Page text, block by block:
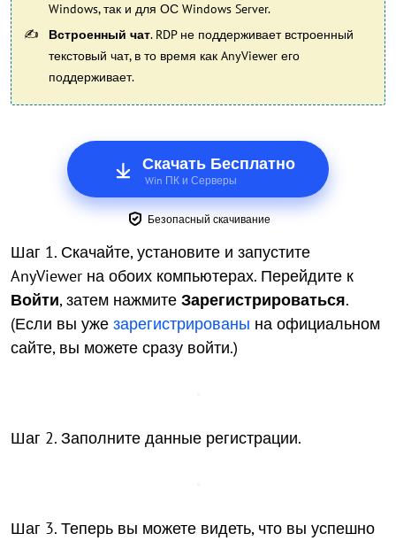
Windows, так и для ОС Windows Server.
Встроенный чат. RDP не поддерживает встроенный
текстовый чат, в то время как AnyViewer его
поддерживает.
Скачать Бесплатно
Win ПК и Серверы
Безопасный скачивание
Шаг 1. Скачайте, установите и запустите
AnyViewer на обоих компьютерах. Перейдите к
Войти, затем нажмите Зарегистрироваться.
(Если вы уже зарегистрированы на официальном
сайте, вы можете сразу войти.)
Шаг 2. Заполните данные регистрации.
Шаг 3. Теперь вы можете видеть, что вы успешно